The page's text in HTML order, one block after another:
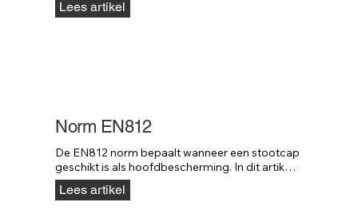
van je bedrijfsuitstraling.
Lees artikel
Norm EN812
De EN812 norm bepaalt wanneer een stootcap
geschikt is als hoofdbescherming. In dit artikel
leggen we uit wat deze norm precies inhoudt
en waar deze voor bedoeld is.
Lees artikel